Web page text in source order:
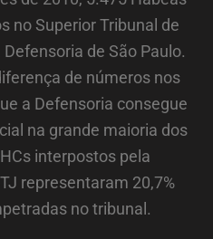
no Superior Tribunal de
de São Paulo.
de números nos
a Defensoria consegue
na grande maioria dos
interpostos pela
representaram 20,7%
no tribunal.